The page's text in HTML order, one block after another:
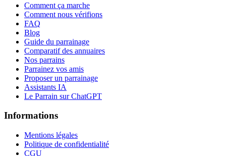
Comment ça marche
Comment nous vérifions
FAQ
Blog
Guide du parrainage
Comparatif des annuaires
Nos parrains
Parrainez vos amis
Proposer un parrainage
Assistants IA
Le Parrain sur ChatGPT
Informations
Mentions légales
Politique de confidentialité
CGU